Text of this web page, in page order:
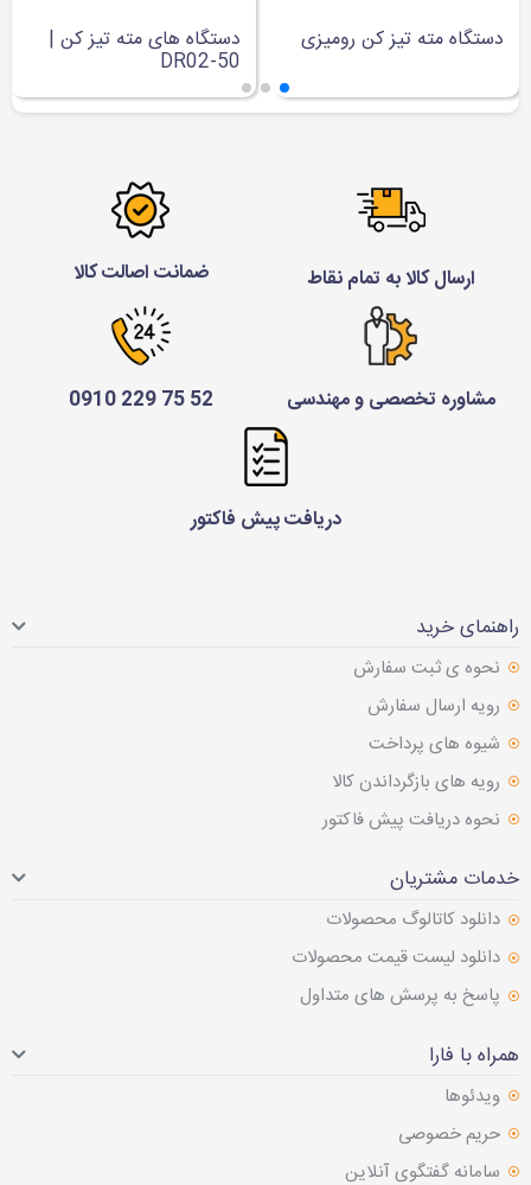
دستگاه مته تیز کن رومیزی دستگاه های مته تیز کن |
DR02-50
ارسال کالا به تمام نقاط ضمانت اصالت کالا
مشاوره تخصصی و مهندسی 52 75 229 0910
دریافت پیش فاکتور
راهنمای خرید
نحوه ی ثبت سفارش
رویه ارسال سفارش
شیوه های پرداخت
رویه های بازگرداندن کالا
نحوه دریافت پیش فاکتور
خدمات مشتریان
دانلود کاتالوگ محصولات
دانلود لیست قیمت محصولات
پاسخ به پرسش های متداول
همراه با فارا
ویدئوها
حریم خصوصی
سامانه گفتگوی آنلاین